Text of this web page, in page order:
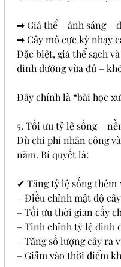
➡ Giá thể – ánh sáng –
➡ Cây mô cực kỳ nhạy
Đặc biệt, giá thể sạch
dinh dưỡng vừa đủ –
Đây chính là “bài học
5. Tối ưu tỷ lệ sống –
Dù chi phí nhân công
năm. Bí quyết là:
✔ Tăng tỷ lệ sống thêm
– Điều chỉnh mật độ
– Tối ưu thời gian cấy
– Tinh chỉnh tỷ lệ dinh
– Tăng số lượng cây
– Giảm vào thời điểm